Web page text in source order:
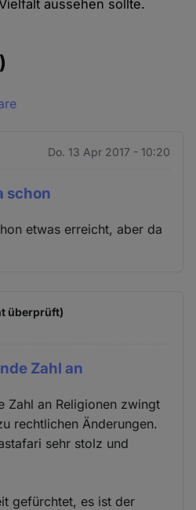
aussehen sollte.
Do. 13 Apr 2017 - 10:20
schon
etwas erreicht, aber da
überprüft)
Zahl an
Zahl an Religionen zwingt
rechtlichen Änderungen.
sehr stolz und
gefürchtet, es ist der